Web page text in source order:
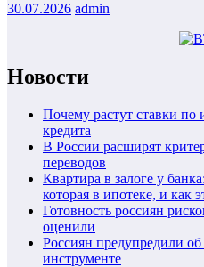
30.07.2026 admin
Новости
Почему растут ставки по
кредита
В России расширят
переводов
Квартира в залоге у
которая в ипотеке, и как
Готовность россиян
оценили
Россиян предупредили
инструменте